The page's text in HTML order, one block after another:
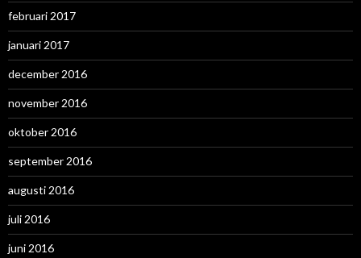
februari 2017
januari 2017
december 2016
november 2016
oktober 2016
september 2016
augusti 2016
juli 2016
juni 2016